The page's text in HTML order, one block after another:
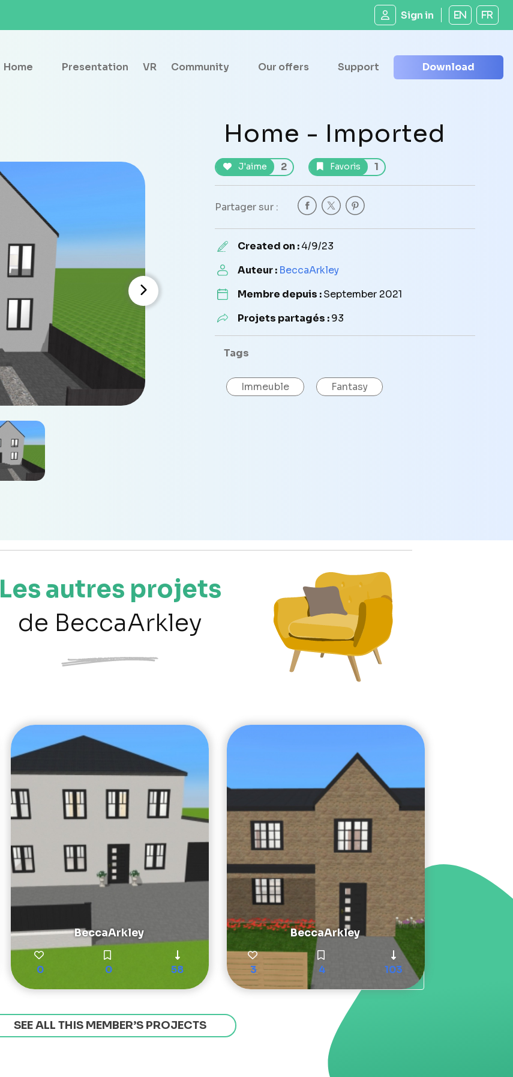
Sign in EN FR
Home Presentation VR Community Our offers Support Download
Home - Imported
J'aime 2 Favoris 1
Partager sur :
Created on :4/9/23
Auteur : BeccaArkley
Membre depuis :September 2021
Projets partagés :93
Tags
Immeuble Fantasy
Les autres projets
de BeccaArkley
BeccaArkley
0 0 58
BeccaArkley
3 4 103
SEE ALL THIS MEMBER’S PROJECTS